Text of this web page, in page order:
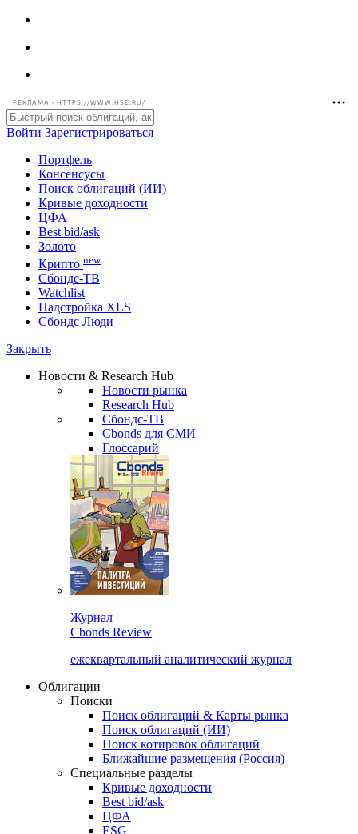
РЕКЛАМА • HTTPS://WWW.HSE.RU/
Войти Зарегистрироваться
Портфель
Консенсусы
Поиск облигаций (ИИ)
Кривые доходности
ЦФА
Best bid/ask
Золото
Крипто new
Watchlist
Сбондс Люди
Новости & Research Hub
Новости рынка
Research Hub
Сбондс-ТВ
Cbonds для СМИ
Глоссарий
Cbonds Review
ежеквартальный аналитический журнал
Облигации
Поиски
Поиск облигаций & Карты рынка
Поиск облигаций (ИИ)
Поиск котировок облигаций
Ближайшие размещения (Россия)
Специальные разделы